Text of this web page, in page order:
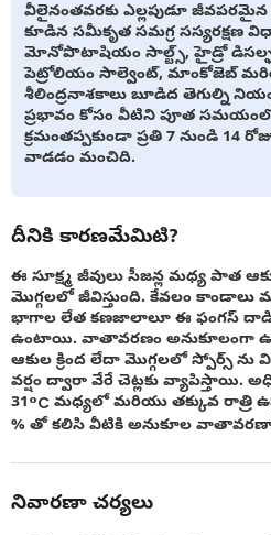
వీలైనంతవరకు ఎల్లపుడూ
కూడిన సమీకృత సమగ్ర సస్యరక్షణ
మోనోపొటాషియం సాల్ట్స్, హైడ్రో
పెట్రోలియం సాల్వెంట్, మాంకోజెబ్
శీలింద్రనాశకాలు బూడిద తెగుల్ని
ప్రభావం కోసం వీటిని పూత
క్రమంతప్పకుండా ప్రతి 7 నుండి 14
వాడడం మంచిది.
దీనికి కారణమేమిటి?
ఈ సూక్ష్మ జీవులు సీజన్ల మధ్య పాత
మొగ్గలలో జీవిస్తుంది. కేవలం కాండాలు
భాగాల లేత కణజాలాలూ ఈ ఫంగస్
ఉంటాయి. వాతావరణం అనుకూలంగా
ఆకుల క్రింద లేదా మొగ్గలలో స్పోర్స్
వర్షం ద్వారా వేరే చెట్లకు వ్యాపిస్తాయి.
31°C మధ్యలో మరియు తక్కువ రాత్రి
% తో కలిసి వీటికి అనుకూల
నివారణా చర్యలు